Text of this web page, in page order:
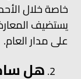
خاصة خلال
يستضيف
على مدار العام.
هل